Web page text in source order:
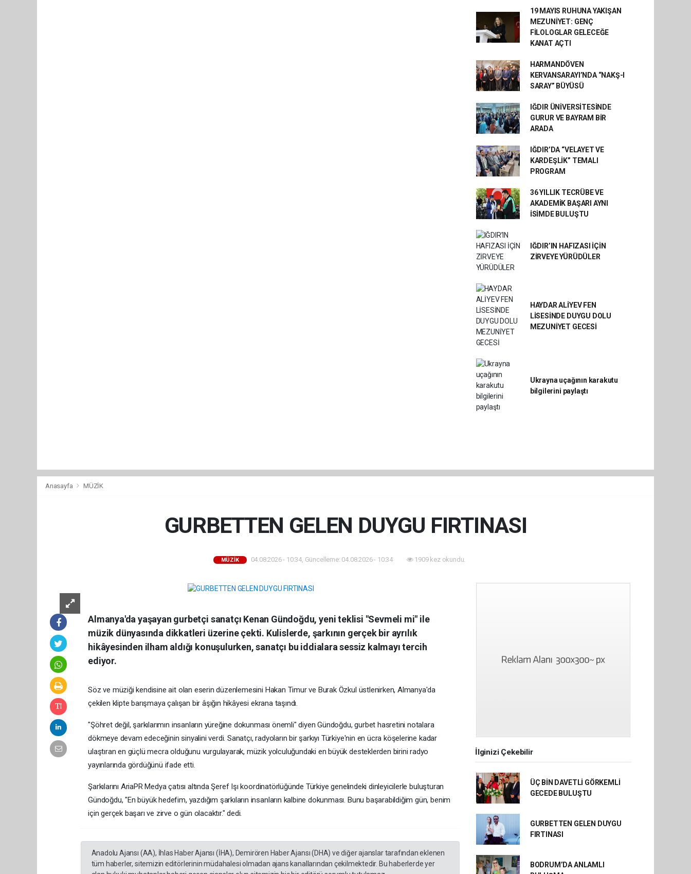
19 MAYIS RUHUNA YAKIŞAN
MEZUNİYET: GENÇ
FİLOLOGLAR GELECEĞE
KANAT AÇTI
HARMANDÖVEN
KERVANSARAYI’NDA “NAKŞ-I
SARAY” BÜYÜSÜ
IĞDIR ÜNİVERSİTESİNDE
GURUR VE BAYRAM BİR
ARADA
IĞDIR’DA “VELAYET VE
KARDEŞLİK” TEMALI
PROGRAM
36 YILLIK TECRÜBE VE
AKADEMİK BAŞARI AYNI
İSİMDE BULUŞTU
IĞDIR’IN HAFIZASI İÇİN
ZİRVEYE YÜRÜDÜLER
HAYDAR ALİYEV FEN
LİSESİNDE DUYGU DOLU
MEZUNİYET GECESİ
Ukrayna uçağının karakutu
bilgilerini paylaştı
Anasayfa MÜZİK
GURBETTEN GELEN DUYGU FIRTINASI
MÜZİK 04.08.2026 - 10:34, Güncelleme: 04.08.2026 - 10:34 1909 kez okundu.
Almanya'da yaşayan gurbetçi sanatçı Kenan Gündoğdu, yeni teklisi "Sevmeli mi" ile
müzik dünyasında dikkatleri üzerine çekti. Kulislerde, şarkının gerçek bir ayrılık
hikâyesinden ilham aldığı konuşulurken, sanatçı bu iddialara sessiz kalmayı tercih
ediyor.
Söz ve müziği kendisine ait olan eserin düzenlemesini Hakan Timur ve Burak Özkul üstlenirken, Almanya'da
çekilen klipte barışmaya çalışan bir âşığın hikâyesi ekrana taşındı.
"Şöhret değil, şarkılarımın insanların yüreğine dokunması önemli" diyen Gündoğdu, gurbet hasretini notalara
dökmeye devam edeceğinin sinyalini verdi. Sanatçı, radyoların bir şarkıyı Türkiye'nin en ücra köşelerine kadar
ulaştıran en güçlü mecra olduğunu vurgulayarak, müzik yolculuğundaki en büyük desteklerden birini radyo
yayınlarında gördüğünü ifade etti.
Şarkılarını AriaPR Medya çatısı altında Şeref Işı koordinatörlüğünde Türkiye genelindeki dinleyicilerle buluşturan
Gündoğdu, "En büyük hedefim, yazdığım şarkıların insanların kalbine dokunması. Bunu başarabildiğim gün, benim
için gerçek başarı ve zirve o gün olacaktır." dedi.
Anadolu Ajansı (AA), İhlas Haber Ajansı (İHA), Demirören Haber Ajansı (DHA) ve diğer ajanslar tarafından eklenen
tüm haberler, sitemizin editörlerinin müdahalesi olmadan ajans kanallarından çekilmektedir. Bu haberlerde yer
İlginizi Çekebilir
ÜÇ BİN DAVETLİ GÖRKEMLİ
GECEDE BULUŞTU
GURBETTEN GELEN DUYGU
FIRTINASI
BODRUM’DA ANLAMLI